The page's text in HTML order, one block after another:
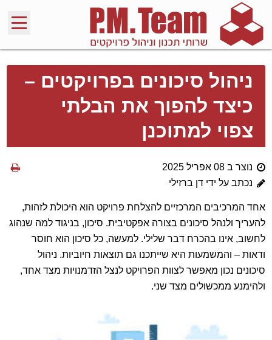
ניהול סיכונים בפרויקטים –
כיצד להפוך את הבלתי
צפוי למתוכנן
נוצר ב 08 אפריל 2025
נכתב על ידי דן ברזילי
אחד המרכיבים המרכזיים להצלחת פרויקט הוא היכולת לזהות,
להעריך ולנהל סיכונים בצורה אפקטיבית. סיכון, בניגוד למה שנהוג
לחשוב, אינו בהכרח דבר שלילי. למעשה, כל סיכון הוא חוסר
ודאות – והמשמעות היא שייתכנו גם תוצאות חיוביות. ניהול
סיכונים נכון מאפשר לצוות הפרויקט לנצל הזדמנויות מצד אחד,
ולהימנע ממכשולים מצד שני.